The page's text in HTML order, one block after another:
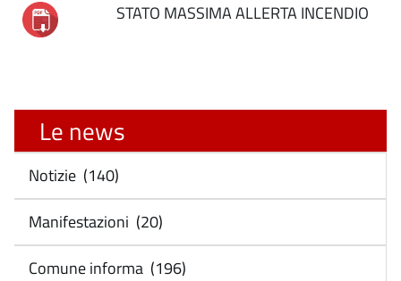
STATO MASSIMA ALLERTA INCENDIO
Le news
Notizie (140)
Manifestazioni (20)
Comune informa (196)